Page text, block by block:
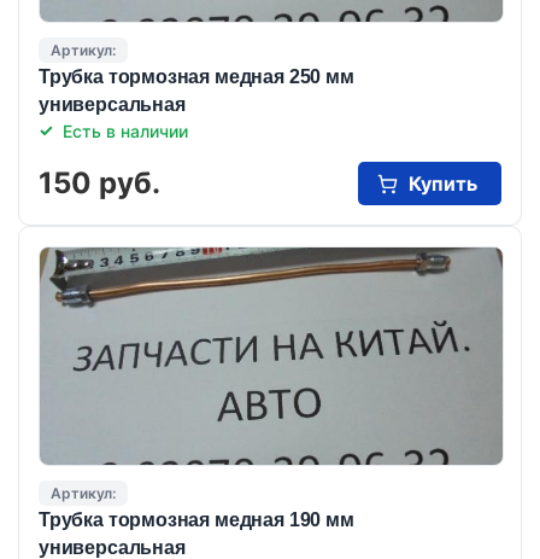
Артикул:
Трубка тормозная медная 250 мм
универсальная
Есть в наличии
150 руб. Купить
Артикул:
Трубка тормозная медная 190 мм
универсальная